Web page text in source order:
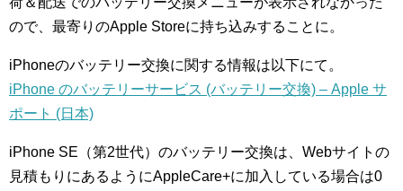
ので、最寄りのApple Storeに持ち込みすることに。
iPhoneのバッテリー交換に関する情報は以下にて。
iPhone のバッテリーサービス (バッテリー交換) – Apple サ
ポート (日本)
iPhone SE（第2世代）のバッテリー交換は、Webサイトの
見積もりにあるようにAppleCare+に加入している場合は0